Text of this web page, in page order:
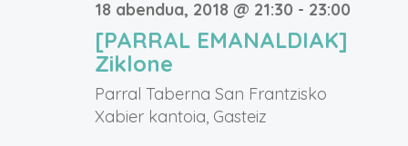
18 abendua, 2018 @ 21:30 - 23:00
[PARRAL EMANALDIAK]
Ziklone
Parral Taberna San Frantzisko
Xabier kantoia, Gasteiz